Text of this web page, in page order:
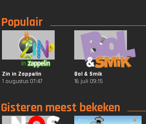
Populair
Zin in Zappelin
1 augustus 07:47
Bol & Smik
16 juli 09:15
Gisteren meest bekeken